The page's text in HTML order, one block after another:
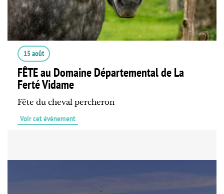
15 août
FÊTE au Domaine Départemental de La
Ferté Vidame
Fête du cheval percheron
Voir cet événement